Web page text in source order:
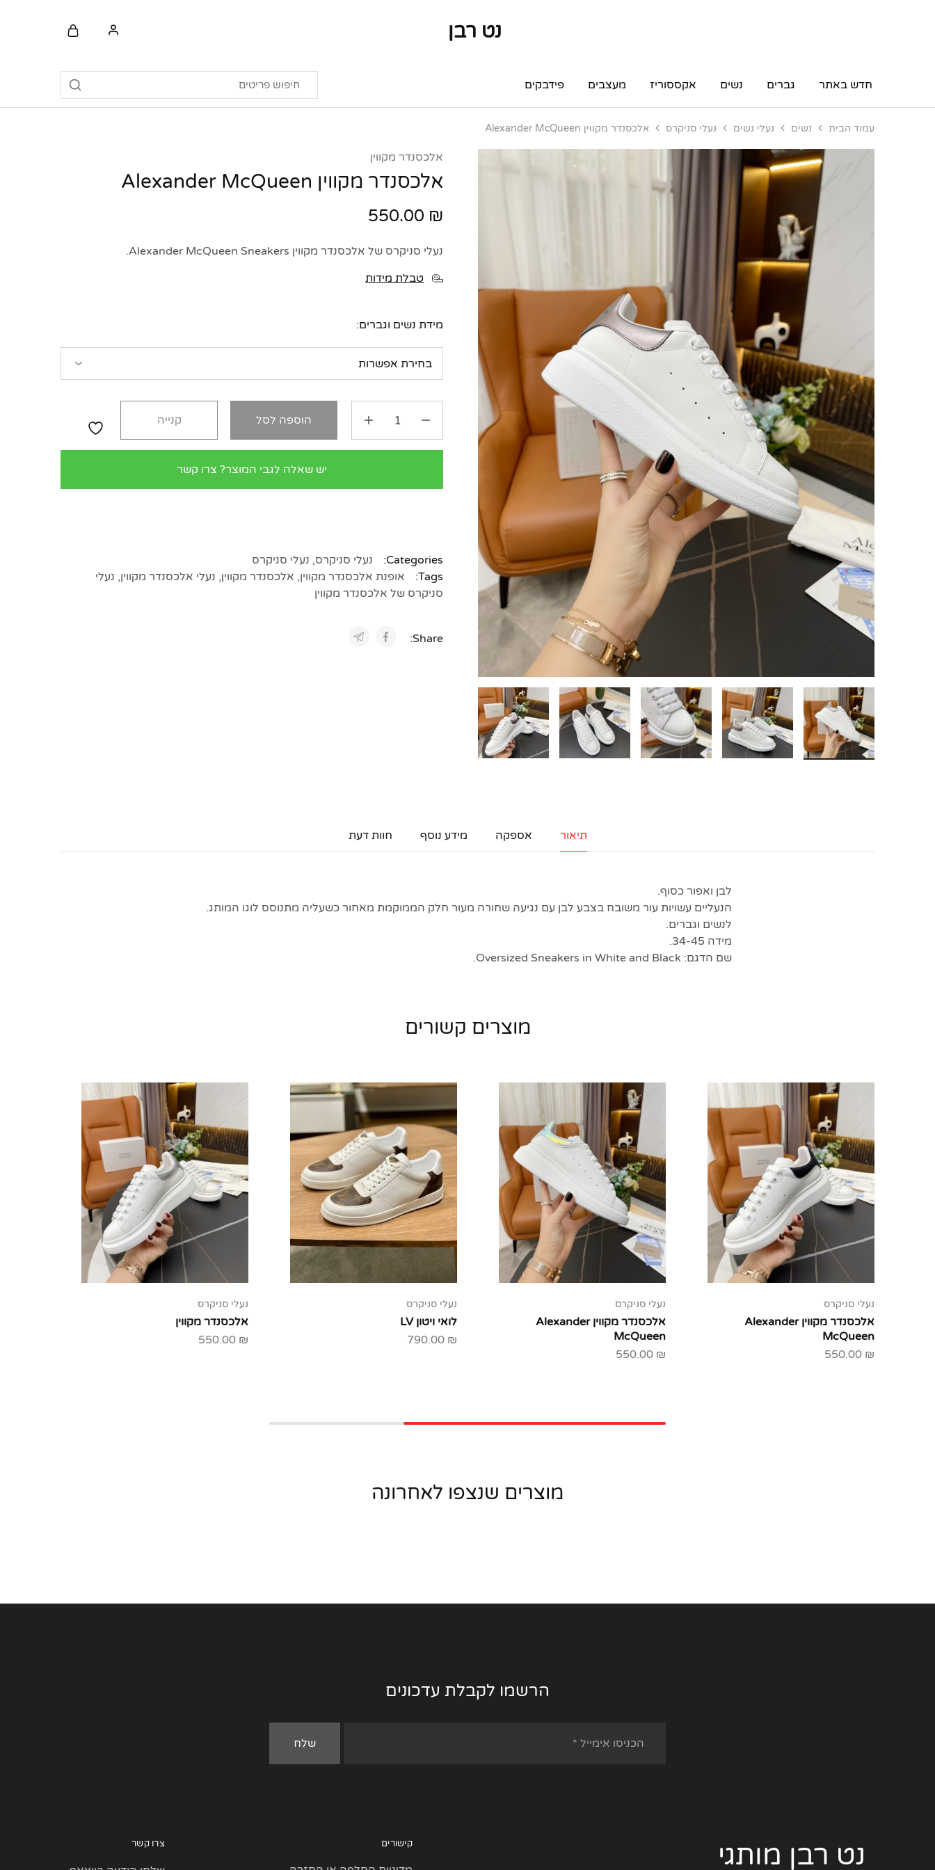
נט רבן
נט
מותגי
חדש באתר גברים נשים אקססוריז מעצבים פידבקים
עמוד הבית נשים נעלי נשים נעלי סניקרס אלכסנדר מקווין Alexander McQueen
אלכסנדר מקווין
אלכסנדר מקווין Alexander McQueen
550.00 ₪
נעלי סניקרס של אלכסנדר מקווין Alexander McQueen Sneakers.
טבלת מידות
מידת נשים וגברים:
הוספה לסל קנייה
יש שאלה לגבי המוצר? צרו קשר
Categories: נעלי סניקרס, נעלי סניקרס
Tags:
אופנת אלכסנדר מקווין, אלכסנדר מקווין, נעלי אלכסנדר מקווין, נעלי
סניקרס של אלכסנדר מקווין
Share:
תיאור אספקה מידע נוסף חוות דעת
לבן ואפור כסוף.
הנעליים עשויות עור משובח בצבע לבן עם נגיעה שחורה מעור חלק הממוקמת מאחור כשעליה מתנוסס לוגו המותג.
לנשים וגברים.
מידה 34-45.
שם הדגם: Oversized Sneakers in White and Black.
מוצרים קשורים
נעלי סניקרס
אלכסנדר מקווין Alexander
McQueen
550.00 ₪
נעלי סניקרס
אלכסנדר מקווין Alexander
McQueen
550.00 ₪
נעלי סניקרס
לואי ויטון LV
790.00 ₪
נעלי סניקרס
אלכסנדר מקווין
550.00 ₪
מוצרים שנצפו לאחרונה
הרשמו לקבלת עדכונים
נט רבן מותגי קישורים צרו קשר